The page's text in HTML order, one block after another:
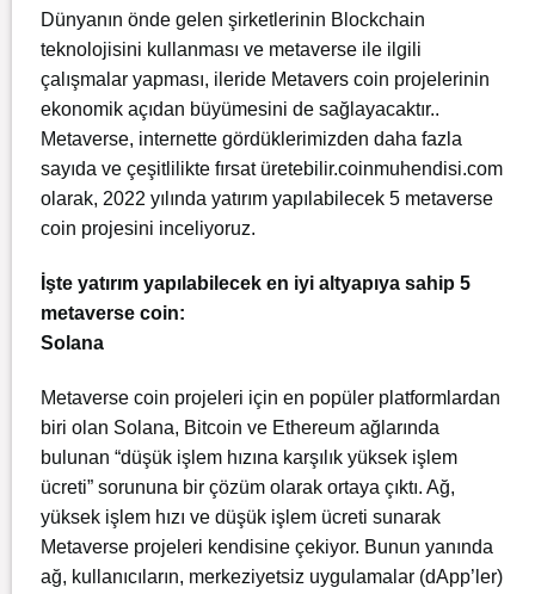
Dünyanın önde gelen şirketlerinin Blockchain
teknolojisini kullanması ve metaverse ile ilgili
çalışmalar yapması, ileride Metavers coin projelerinin
ekonomik açıdan büyümesini de sağlayacaktır..
Metaverse, internette gördüklerimizden daha fazla
sayıda ve çeşitlilikte fırsat üretebilir.coinmuhendisi.com
olarak, 2022 yılında yatırım yapılabilecek 5 metaverse
coin projesini inceliyoruz.
İşte yatırım yapılabilecek en iyi altyapıya sahip 5
metaverse coin:
Solana
Metaverse coin projeleri için en popüler platformlardan
biri olan Solana, Bitcoin ve Ethereum ağlarında
bulunan “düşük işlem hızına karşılık yüksek işlem
ücreti” sorununa bir çözüm olarak ortaya çıktı. Ağ,
yüksek işlem hızı ve düşük işlem ücreti sunarak
Metaverse projeleri kendisine çekiyor. Bunun yanında
ağ, kullanıcıların, merkeziyetsiz uygulamalar (dApp’ler)